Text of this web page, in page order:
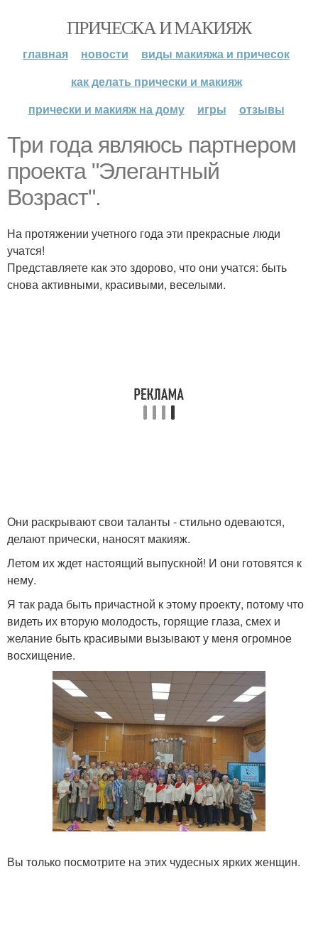
ПРИЧЕСКА И МАКИЯЖ
главная новости
виды макияжа и причесок
как делать прически и макияж
прически и макияж на дому
игры отзывы
Три года являюсь партнером
проекта "Элегантный
Возраст".
На протяжении учетного года эти прекрасные люди
учатся!
Представляете как это здорово, что они учатся: быть
снова активными, красивыми, веселыми.
Они раскрывают свои таланты - стильно одеваются,
делают прически, наносят макияж.
Летом их ждет настоящий выпускной! И они готовятся к
нему.
Я так рада быть причастной к этому проекту, потому что
видеть их вторую молодость, горящие глаза, смех и
желание быть красивыми вызывают у меня огромное
восхищение.
Вы только посмотрите на этих чудесных ярких женщин.